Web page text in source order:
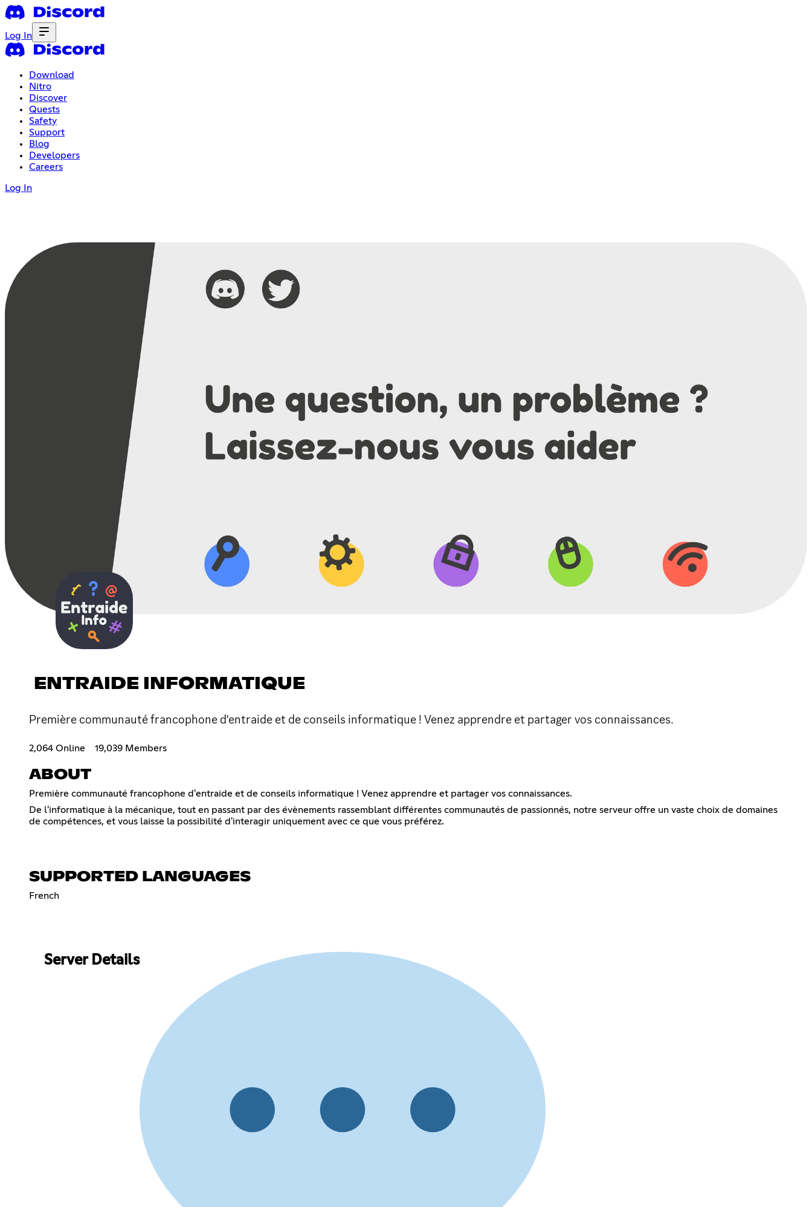
Log In
Download
Nitro
Discover
Quests
Safety
Support
Blog
Developers
Careers
Log In
ENTRAIDE INFORMATIQUE
Première communauté francophone d'entraide et de conseils informatique ! Venez apprendre et partager vos connaissances.
2,064 Online 19,039 Members
ABOUT
Première communauté francophone d'entraide et de conseils informatique ! Venez apprendre et partager vos connaissances.
De l'informatique à la mécanique, tout en passant par des évènements rassemblant différentes communautés de passionnés, notre serveur offre un vaste choix de domaines
de compétences, et vous laisse la possibilité d'interagir uniquement avec ce que vous préférez.
SUPPORTED LANGUAGES
French
Server Details